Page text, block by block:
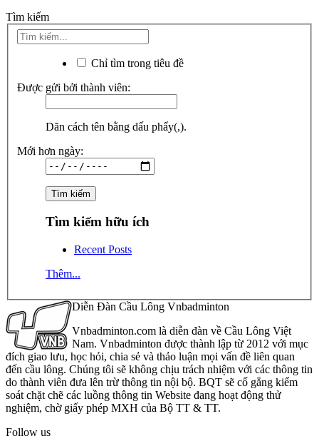
Tìm kiếm
Chỉ tìm trong tiêu đề
Được gửi bởi thành viên:
Dãn cách tên bằng dấu phẩy(,).
Mới hơn ngày:
Tìm kiếm hữu ích
Recent Posts
Thêm...
Diễn Đàn Cầu Lông Vnbadminton
Vnbadminton.com là diễn đàn về Cầu Lông Việt
Nam. Vnbadminton được thành lập từ 2012 với mục
đích giao lưu, học hỏi, chia sẻ và thảo luận mọi vấn đề liên quan
đến cầu lông. Chúng tôi sẽ không chịu trách nhiệm với các thông tin
do thành viên đưa lên trừ thông tin nội bộ. BQT sẽ cố gắng kiểm
soát chặt chẽ các luồng thông tin Website đang hoạt động thử
nghiệm, chờ giấy phép MXH của Bộ TT & TT.
Follow us